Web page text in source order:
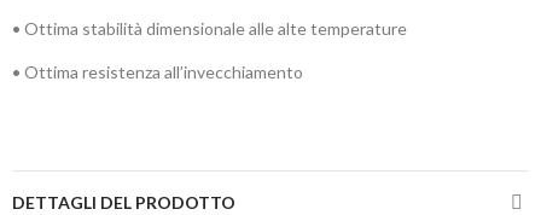
• Ottima stabilità dimensionale alle alte temperature
• Ottima resistenza all’invecchiamento
DETTAGLI DEL PRODOTTO